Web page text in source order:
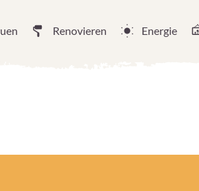
Renovieren Energie